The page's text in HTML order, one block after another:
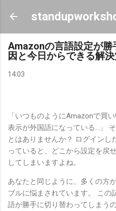
スキップしてメイン
Amazonの言語設定が勝
因と今日からできる解
14:03
「いつものようにAmazonで買
表示が外国語になっている…」
とはありませんか？ ログインし
っていると、どこから設定を戻
してしまいますよね。
あなたと同じように、多くの方
ブルに悩まされています。 この
語が勝手に切り替わってしまう